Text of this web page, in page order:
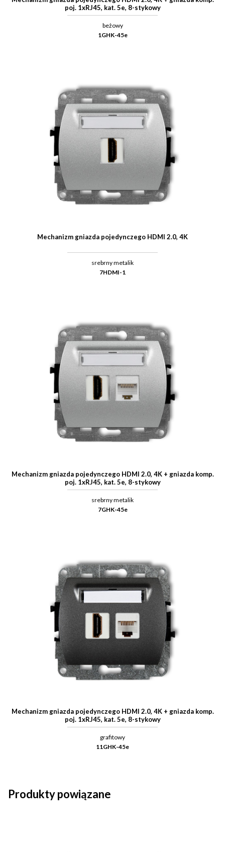
poj. 1xRJ45, kat. 5e, 8-stykowy
beżowy
1GHK-45e
Mechanizm gniazda pojedynczego HDMI 2.0, 4K
srebrny metalik
7HDMI-1
Mechanizm gniazda pojedynczego HDMI 2.0, 4K + gniazda komp.
poj. 1xRJ45, kat. 5e, 8-stykowy
srebrny metalik
7GHK-45e
Mechanizm gniazda pojedynczego HDMI 2.0, 4K + gniazda komp.
poj. 1xRJ45, kat. 5e, 8-stykowy
grafitowy
11GHK-45e
Produkty powiązane